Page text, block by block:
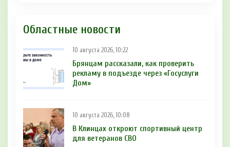
Областные новости
10 августа 2026, 10:22
Брянцам рассказали, как проверить
рекламу в подъезде через «Госуслуги
Дом»
10 августа 2026, 10:08
В Клинцах откроют спортивный центр
для ветеранов СВО